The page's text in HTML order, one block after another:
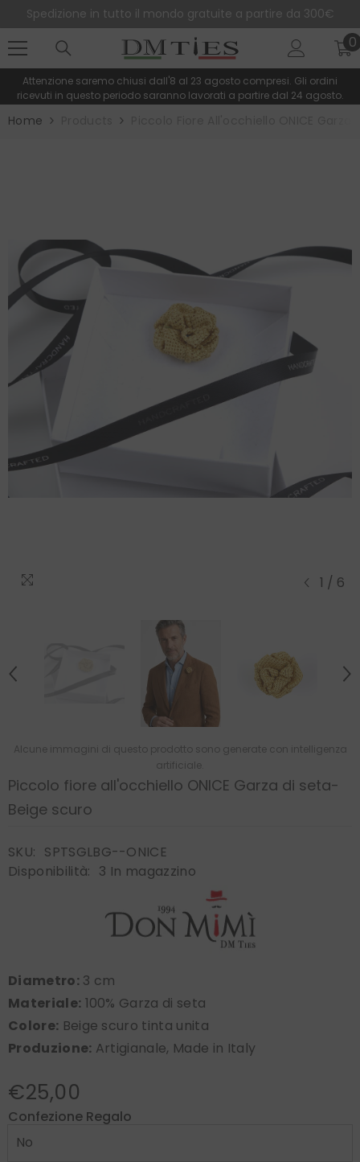
Spedizione in tutto il mondo gratuite a partire da 300€
00
Attenzione saremo chiusi dall'8 al 23 agosto compresi. Gli ordini
ricevuti in questo periodo saranno lavorati a partire dal 24 agosto.
Home
1 / 6
Alcune immagini di questo prodotto sono generate con intelligenza
artificiale.
Piccolo fiore all'occhiello ONICE Garza di seta-
Beige scuro
SKU: SPTSGLBG--ONICE
Disponibilità: 3 In magazzino
Diametro:3 cm
Materiale: 100% Garza di seta
Colore: Beige scuro tinta unita
Produzione: Artigianale, Made in Italy
€25,00
Confezione Regalo